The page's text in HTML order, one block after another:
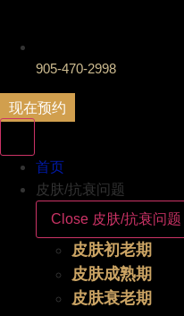
905-470-2998
现在预约
首页
皮肤/抗衰问题
Close 皮肤/抗衰问题
皮肤初老期
皮肤成熟期
皮肤衰老期